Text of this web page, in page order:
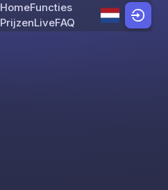
Skip to content
HomeFuncties
PrijzenLiveFAQ